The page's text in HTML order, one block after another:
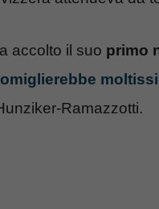
accolto il suo primo
Ramazzotti.